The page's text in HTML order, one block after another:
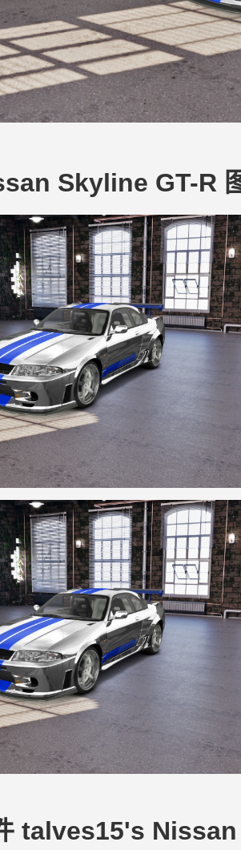
Skyline GT-R
talves15's